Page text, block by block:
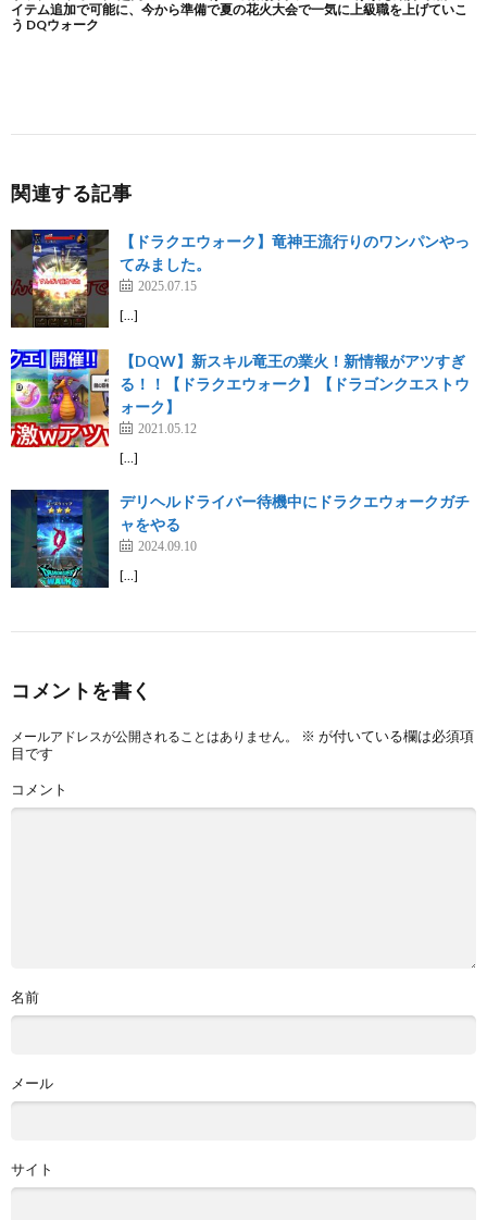
関連する記事
【ドラクエウォーク】竜神王流行りのワンパンやっ
てみました。
2025.07.15
[…]
【DQW】新スキル竜王の業火！新情報がアツすぎ
る！！【ドラクエウォーク】【ドラゴンクエストウ
ォーク】
2021.05.12
[…]
デリヘルドライバー待機中にドラクエウォークガチ
ャをやる
2024.09.10
[…]
コメントを書く
メールアドレスが公開されることはありません。 ※ が付いている欄は必須項
目です
コメント
名前
メール
サイト